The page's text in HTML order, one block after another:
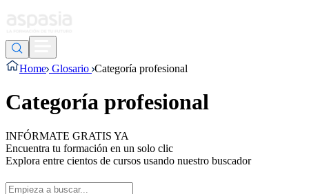
Home Glosario Categoría profesional
Categoría profesional
INFÓRMATE GRATIS YA
Encuentra tu formación en un solo clic
Explora entre cientos de cursos usando nuestro buscador